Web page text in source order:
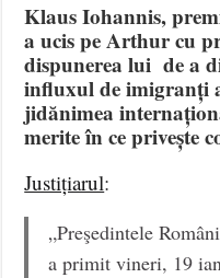
Klaus Iohannis,
a ucis pe Arthur cu
dispunerea lui de a
influxul de imigranți
jidănimea
merite în ce privește
Justițiarul:
„Preşedintele
a primit vineri, 19